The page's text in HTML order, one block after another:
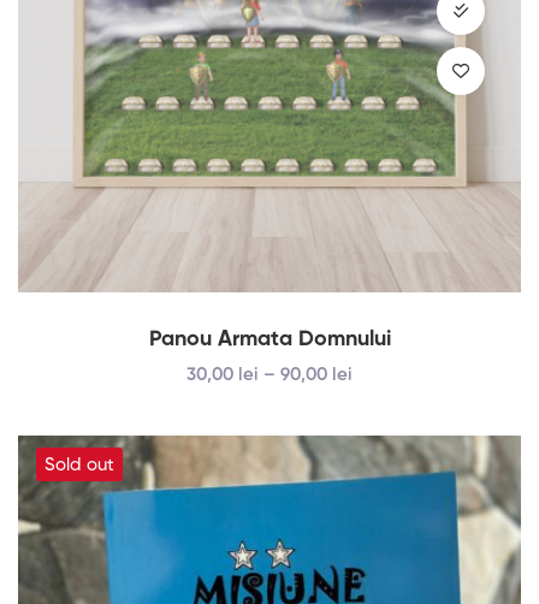
Panou Armata Domnului
30,00 lei – 90,00 lei
Sold out